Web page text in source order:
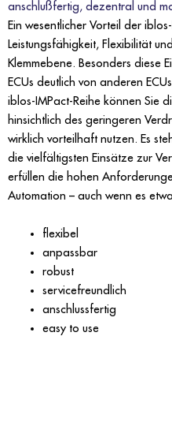
anschlußfertig, dezentral und
Ein wesentlicher Vorteil der
Leistungsfähigkeit, Flexibilität
Klemmebene. Besonders diese
ECUs deutlich von anderen
iblos-IMPact-Reihe können Sie
hinsichtlich des geringeren
wirklich vorteilhaft nutzen. Es
die vielfältigsten Einsätze zur
erfüllen die hohen
Automation – auch wenn es
flexibel
anpassbar
robust
servicefreundlich
anschlussfertig
easy to use